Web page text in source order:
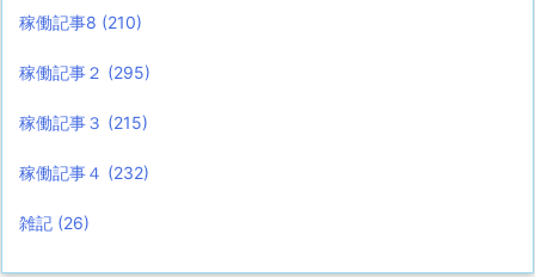
稼働記事8 (210)
稼働記事２ (295)
稼働記事３ (215)
稼働記事４ (232)
雑記 (26)